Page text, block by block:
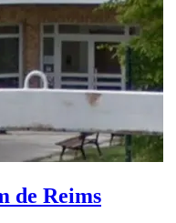
de Reims